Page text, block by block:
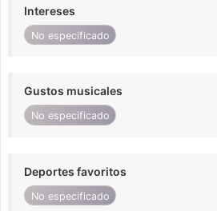
Intereses
No especificado
Gustos musicales
No especificado
Deportes favoritos
No especificado